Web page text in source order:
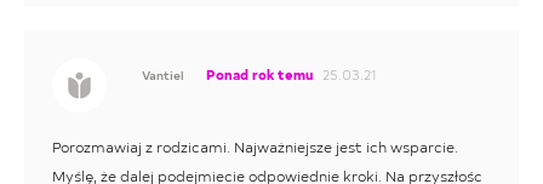
Vantiel Ponad rok temu 25.03.21
Porozmawiaj z rodzicami. Najważniejsze jest ich wsparcie.
Myślę, że dalej podejmiecie odpowiednie kroki. Na przyszłośc